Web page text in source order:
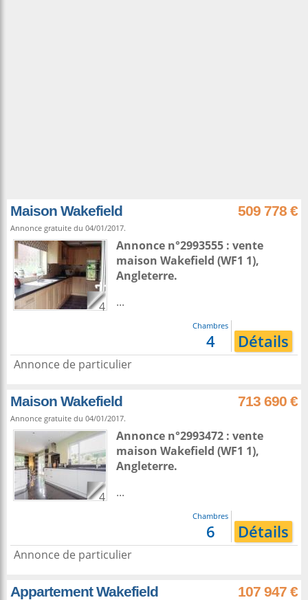
Maison Wakefield 509 778 €
Annonce gratuite du 04/01/2017.
4
Annonce n°2993555 : vente
maison Wakefield (WF1 1),
Angleterre.
...
Chambres
4 Détails
Annonce de particulier
Maison Wakefield 713 690 €
Annonce gratuite du 04/01/2017.
4
Annonce n°2993472 : vente
maison Wakefield (WF1 1),
Angleterre.
...
Chambres
6 Détails
Annonce de particulier
Appartement Wakefield 107 947 €